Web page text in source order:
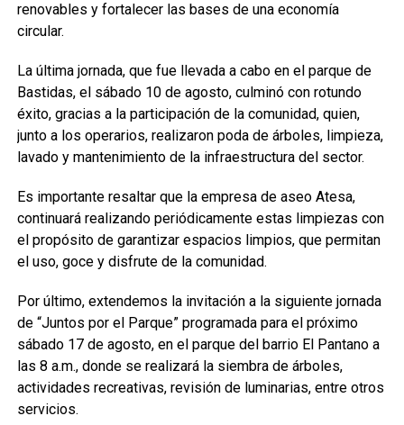
renovables y fortalecer las bases de una economía
circular.
La última jornada, que fue llevada a cabo en el parque de
Bastidas, el sábado 10 de agosto, culminó con rotundo
éxito, gracias a la participación de la comunidad, quien,
junto a los operarios, realizaron poda de árboles, limpieza,
lavado y mantenimiento de la infraestructura del sector.
Es importante resaltar que la empresa de aseo Atesa,
continuará realizando periódicamente estas limpiezas con
el propósito de garantizar espacios limpios, que permitan
el uso, goce y disfrute de la comunidad.
Por último, extendemos la invitación a la siguiente jornada
de “Juntos por el Parque” programada para el próximo
sábado 17 de agosto, en el parque del barrio El Pantano a
las 8 a.m., donde se realizará la siembra de árboles,
actividades recreativas, revisión de luminarias, entre otros
servicios.